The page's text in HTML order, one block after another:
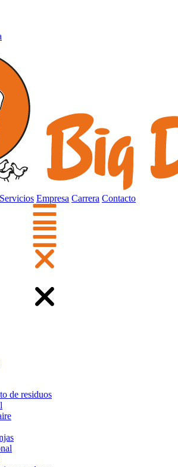
Servicios Empresa Carrera Contacto
de residuos